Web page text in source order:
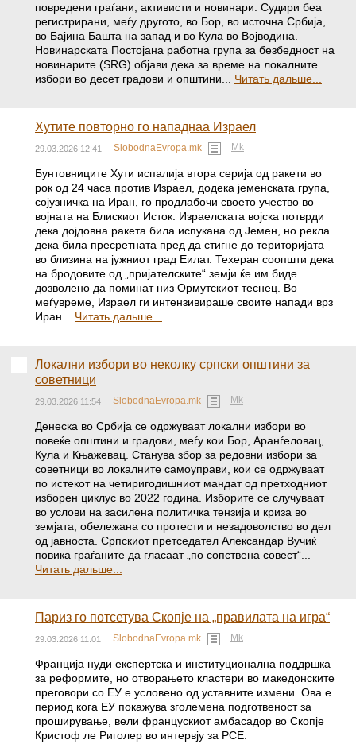
повредени граѓани, активисти и новинари. Судири беа
регистрирани, меѓу другото, во Бор, во источна Србија,
во Бајина Башта на запад и во Кула во Војводина.
Новинарската Постојана работна група за безбедност на
новинарите (SRG) објави дека за време на локалните
избори во десет градови и општини... Читать дальше...
Хутите повторно го нападнаа Израел
29.03.2026 12:41 SlobodnaEvropa.mk Mk
Бунтовниците Хути испалија втора серија од ракети во
рок од 24 часа против Израел, додека јеменската група,
сојузничка на Иран, го продлабочи своето учество во
војната на Блискиот Исток. Израелската војска потврди
дека дојдовна ракета била испукана од Јемен, но рекла
дека била пресретната пред да стигне до територијата
во близина на јужниот град Еилат. Техеран соопшти дека
на бродовите од „пријателските“ земји ќе им биде
дозволено да поминат низ Ормутскиот теснец. Во
меѓувреме, Израел ги интензивираше своите напади врз
Иран... Читать дальше...
Локални избори во неколку српски општини за
советници
29.03.2026 11:54 SlobodnaEvropa.mk Mk
Денеска во Србија се одржуваат локални избори во
повеќе општини и градови, меѓу кои Бор, Аранѓеловац,
Кула и Књажевац. Станува збор за редовни избори за
советници во локалните самоуправи, кои се одржуваат
по истекот на четиригодишниот мандат од претходниот
изборен циклус во 2022 година. Изборите се случуваат
во услови на засилена политичка тензија и криза во
земјата, обележана со протести и незадоволство во дел
од јавноста. Српскиот претседател Александар Вучиќ
повика граѓаните да гласаат „по сопствена совест“...
Читать дальше...
Париз го потсетува Скопје на „правилата на игра“
29.03.2026 11:01 SlobodnaEvropa.mk Mk
Франција нуди експертска и институционална поддршка
за реформите, но отворањето кластери во македонските
преговори со ЕУ е условено од уставните измени. Ова е
период кога ЕУ покажува зголемена подготвеност за
проширување, вели францускиот амбасадор во Скопје
Кристоф ле Риголер во интервју за РСЕ.